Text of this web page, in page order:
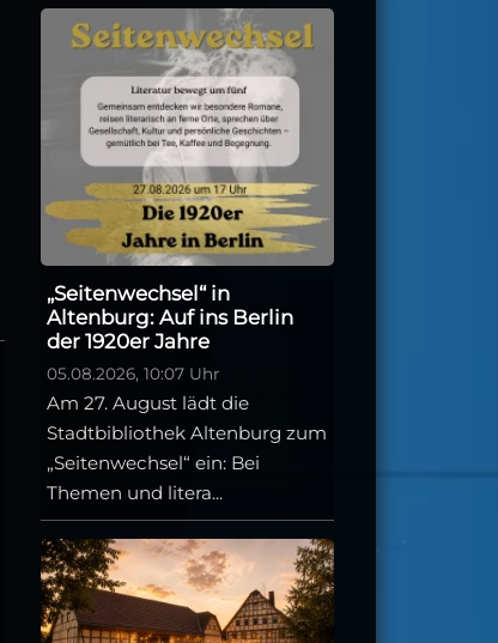
„Seitenwechsel“ in
Altenburg: Auf ins Berlin
der 1920er Jahre
05.08.2026, 10:07 Uhr
Am 27. August lädt die
Stadtbibliothek Altenburg zum
„Seitenwechsel“ ein: Bei
Themen und litera...